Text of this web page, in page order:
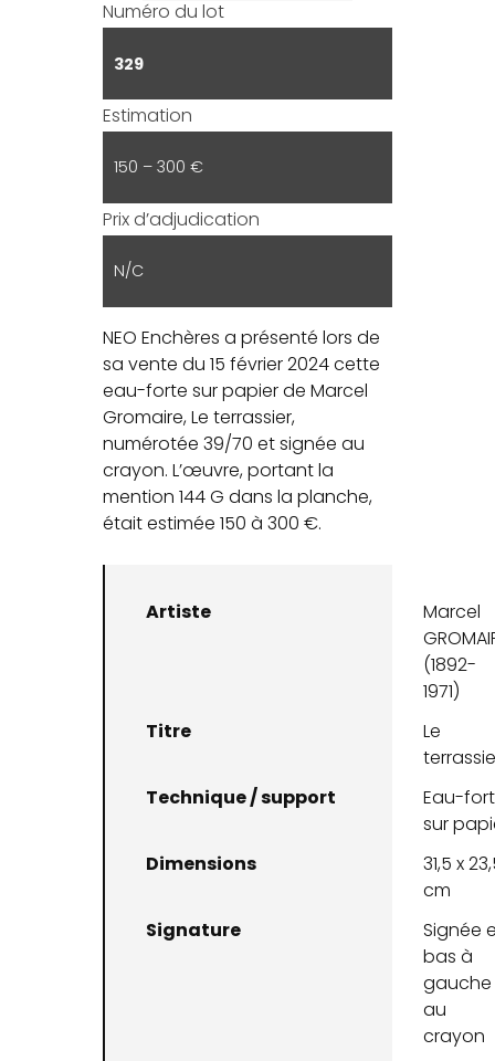
Numéro du lot
329
Estimation
150 – 300 €
Prix d’adjudication
N/C
NEO Enchères a présenté lors de
sa vente du 15 février 2024 cette
eau-forte sur papier de Marcel
Gromaire, Le terrassier,
numérotée 39/70 et signée au
crayon. L’œuvre, portant la
mention 144 G dans la planche,
était estimée 150 à 300 €.
Artiste
Marcel
(1892-
1971)
Titre
Le
Technique / support
Eau-
sur
Dimensions
31,5 x
cm
Signature
Signée
bas à
gauche
au
crayon